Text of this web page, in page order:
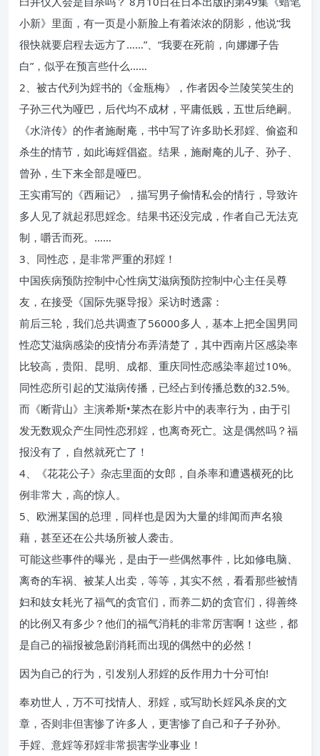
小新》里面，有一页是小新脸上有着浓浓的阴影，他说“我
很快就要启程去远方了……”、“我要在死前，向娜娜子告
白”，似乎在预言些什么……
2、被古代列为婬书的《金瓶梅》，作者因令兰陵笑笑生的
子孙三代为哑巴，后代均不成材，平庸低贱，五世后绝嗣。
《水浒传》的作者施耐庵，书中写了许多助长邪婬、偷盗和
杀生的情节，如此诲婬倡盗。结果，施耐庵的儿子、孙子、
曾孙，生下来全部是哑巴。
王实甫写的《西厢记》，描写男子偷情私会的情行，导致许
多人见了就起邪思婬念。结果书还没完成，作者自己无法克
制，嚼舌而死。……
3、同性恋，是非常严重的邪婬！
中国疾病预防控制中心性病艾滋病预防控制中心主任吴尊
友，在接受《国际先驱导报》采访时透露：
前后三轮，我们总共调查了56000多人，基本上把全国男同
性恋艾滋病感染的疫情分布弄清楚了，其中西南片区感染率
比较高，贵阳、昆明、成都、重庆同性恋感染率超过10%。
同性恋所引起的艾滋病传播，已经占到传播总数的32.5%。
而《断背山》主演希斯•莱杰在影片中的表率行为，由于引
发无数观众产生同性恋邪婬，也离奇死亡。这是偶然吗？福
报没有了，自然就死亡了！
4、《花花公子》杂志里面的女郎，自杀率和遭遇横死的比
例非常大，高的惊人。
5、欧洲某国的总理，同样也是因为大量的绯闻而声名狼
藉，甚至还在公共场所被人袭击。
可能这些事件的曝光，是由于一些偶然事件，比如修电脑、
离奇的车祸、被某人出卖，等等，其实不然，看看那些被情
妇和妓女耗光了福气的贪官们，而养二奶的贪官们，得善终
的比例又有多少？他们的福气消耗的非常厉害啊！这些，都
是自己的福报被急剧消耗而出现的偶然中的必然！
因为自己的行为，引发别人邪婬的反作用力十分可怕!
奉劝世人，万不可找情人、邪婬，或写助长婬风杀戾的文
章，否则非但害惨了许多人，更害惨了自己和子子孙孙。
手婬、意婬等邪婬非常损害学业事业！